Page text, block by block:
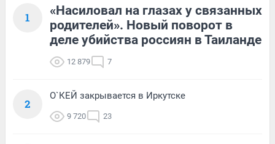
1
«Насиловал на глазах у связанных
родителей». Новый поворот в
деле убийства россиян в Таиланде
12 879 7
2
О`КЕЙ закрывается в Иркутске
9 720 23